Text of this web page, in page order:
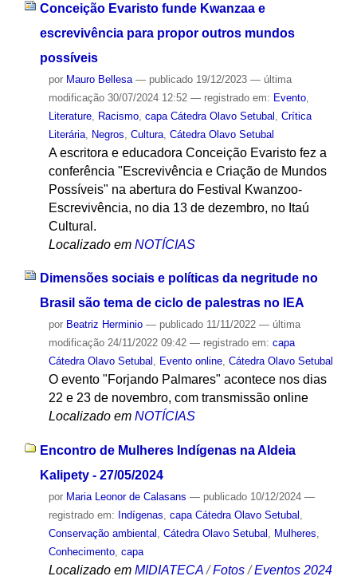
Conceição Evaristo funde Kwanzaa e
escrevivência para propor outros mundos
possíveis
por Mauro Bellesa — publicado19/12/2023 — última
modificação30/07/2024 12:52 — registrado em: Evento,
Literature, Racismo, capa Cátedra Olavo Setubal Crítica
Literária, Negros Cultura, Cátedra Olavo Setubal
A escritora e educadora Conceição Evaristo fez a
conferência "Escrevivência e Criação de Mundos
Possíveis" na abertura do Festival Kwanzoo-
Escrevivência, no dia 13 de dezembro, no Itaú
Cultural.
Localizado em NOTÍCIAS
Dimensões sociais e políticas da negritude no
Brasil são tema de ciclo de palestras no IEA
por Beatriz Herminio — publicado11/11/2022 — última
modificação24/11/2022 09:42 — registrado em: capa
Cátedra Olavo Setubal , Evento online, Cátedra Olavo Setubal
O evento "Forjando Palmares" acontece nos dias
22 e 23 de novembro, com transmissão online
Localizado em NOTÍCIAS
Encontro de Mulheres Indígenas na Aldeia
Kalipety - 27/05/2024
por Maria Leonor de Calasans — publicado10/12/2024 —
registrado em: Indígenas, capa Cátedra Olavo Setubal ,
Conservação ambiental , Cátedra Olavo Setubal , Mulheres,
Conhecimento, capa
Localizado em MIDIATECA /Fotos /Eventos 2024